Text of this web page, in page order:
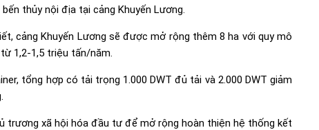
thủy nội địa tại cảng Khuyến Lương.
cảng Khuyến Lương sẽ được mở rộng thêm 8 ha với quy mô
1,2-1,5 triệu tấn/năm.
tổng hợp có tải trọng 1.000 DWT đủ tải và 2.000 DWT giảm
trương xã hội hóa đầu tư để mở rộng hoàn thiện hệ thống kết